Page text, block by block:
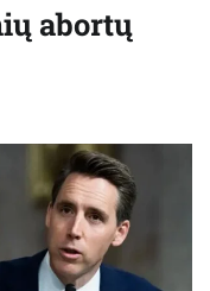
abortų